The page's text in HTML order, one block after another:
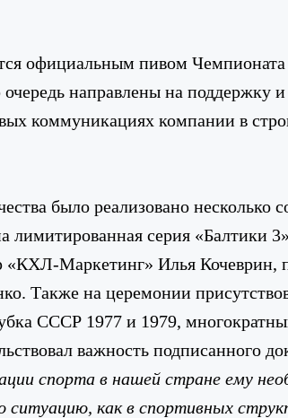
официальным пивом
направлены на поддержку и
коммуникациях компании в
было реализовано
серия «Балтики
Маркетинг» Илья Кочеврин,
Также на церемонии
СССР 1977 и 1979,
важность подписанного
спорта в нашей стране ему
как в спортивных